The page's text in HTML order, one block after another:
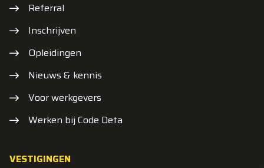
Referral
Inschrijven
Opleidingen
Nieuws & kennis
Voor werkgevers
Werken bij Code Deta
VESTIGINGEN